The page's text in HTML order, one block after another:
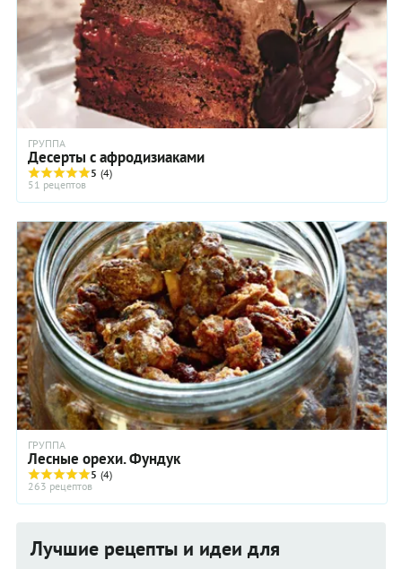
ГРУППА
Десерты с афродизиаками
5 (4)
51 рецептов
ГРУППА
Лесные орехи. Фундук
5 (4)
263 рецептов
Лучшие рецепты и идеи для